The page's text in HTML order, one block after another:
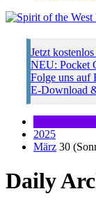
Jetzt
NEU: Pocket
Folge uns auf
E-Download
2025
März 30
Daily